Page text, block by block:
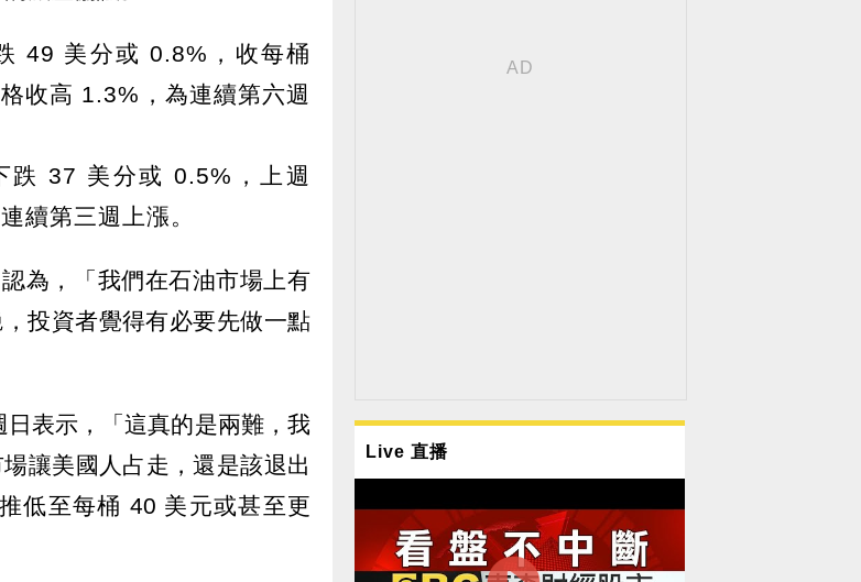
49 美分或 0.8%，收每桶
收高 1.3%，為連續第六週
37 美分或 0.5%，上週
續第三週上漲。
為，「我們在石油市場上有
投資者覺得有必要先做一點
表示，「這真的是兩難，我
讓美國人占走，還是該退出
低至每桶 40 美元或甚至更
Live 直播